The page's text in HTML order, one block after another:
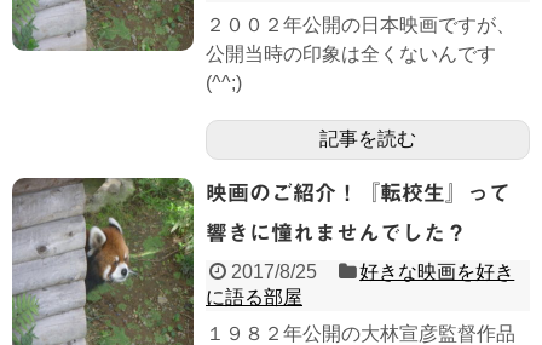
２００２年公開の日本映画ですが、
公開当時の印象は全くないんです
(^^;)
記事を読む
映画のご紹介！『転校生』って
響きに憧れませんでした？
2017/8/25
好きな映画を好き
に語る部屋
１９８２年公開の大林宣彦監督作品